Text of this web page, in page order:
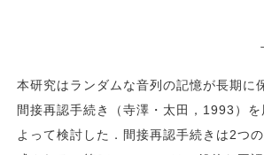
本研究はランダムな音列の記憶が長期に
間接再認手続き（寺澤・太田，1993）を
よって検討した．間接再認手続きは2つ